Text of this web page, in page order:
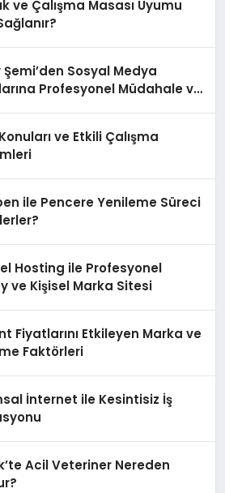
ve Çalışma Masası Uyumu
Sosyal Medya
Profesyonel Müdahale ve
ve Etkili Çalışma
ile Pencere Yenileme Süreci
Hosting ile Profesyonel
ve Kişisel Marka Sitesi
Fiyatlarını Etkileyen Marka ve
Faktörleri
İnternet ile Kesintisiz İş
Acil Veteriner Nereden